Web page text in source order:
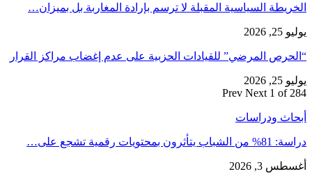
الخريطة السياسية المقبلة لا ترسم بإرادة المغاربة بل بميزان…
يوليو 25, 2026
“الحرص المرضي” للقيادات الحزبية على عدم إغضاب مراكز القرار
يوليو 25, 2026
Prev Next 1 of 284
أبحاث ودراسات
دراسة: 81% من الشباب يتأثرون بمحتويات رقمية تشجع على…
أغسطس 3, 2026